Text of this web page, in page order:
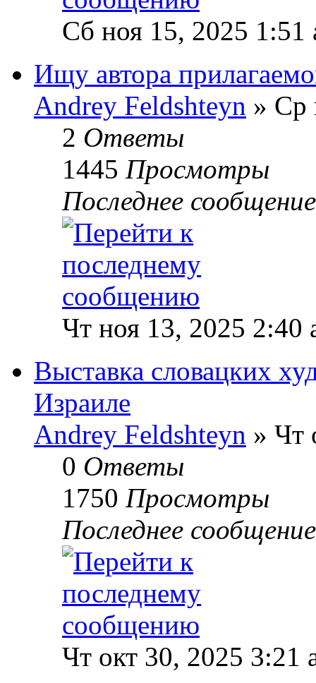
Сб ноя 15, 2025 1:51
Ищу автора
Andrey Feldshteyn » Ср
2 Ответы
1445 Просмотры
Последнее
Чт ноя 13, 2025 2:40
Выставка словацких
Израиле
Andrey Feldshteyn » Чт
0 Ответы
1750 Просмотры
Последнее
Чт окт 30, 2025 3:21